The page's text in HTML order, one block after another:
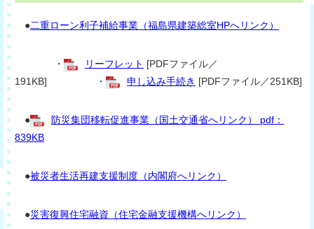
●二重ローン利子補給事業（福島県建築総室HPへリンク）
・ リーフレット [PDFファイル／
191KB] ・
申し込み手続き [PDFファイル／251KB]
●
防災集団移転促進事業（国土交通省へリンク） pdf：
839KB
●被災者生活再建支援制度（内閣府へリンク）
●災害復興住宅融資（住宅金融支援機構へリンク）